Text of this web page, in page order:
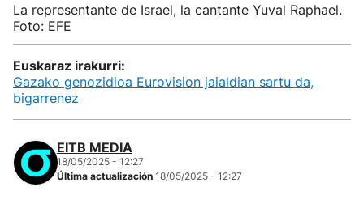
La representante de Israel, la cantante Yuval Raphael.
Foto: EFE
Euskaraz irakurri:
Gazako genozidioa Eurovision jaialdian sartu da,
bigarrenez
EITB MEDIA
18/05/2025 - 12:27
Última actualización 18/05/2025 - 12:27